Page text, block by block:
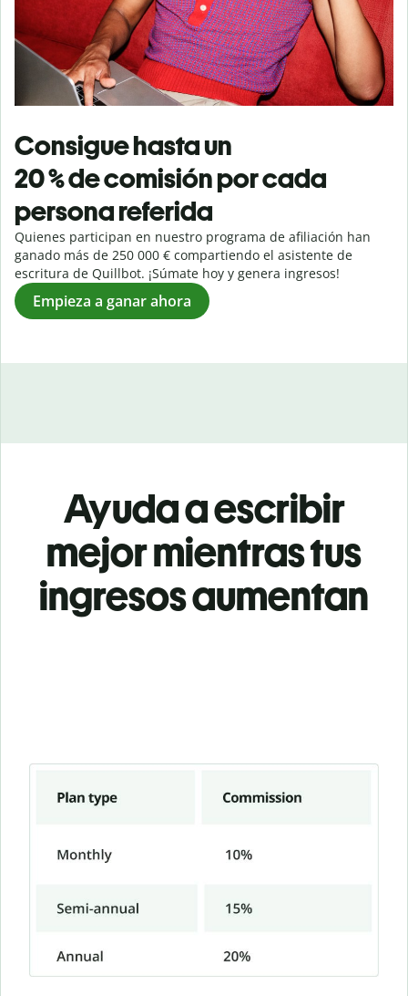
Consigue hasta un
20 % de comisión por cada
persona referida
Quienes participan en nuestro programa de afiliación han
ganado más de 250 000 € compartiendo el asistente de
escritura de Quillbot. ¡Súmate hoy y genera ingresos!
Empieza a ganar ahora
Ayuda a escribir
mejor mientras tus
ingresos aumentan